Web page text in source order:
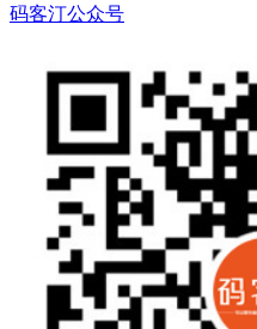
码客汀公众号